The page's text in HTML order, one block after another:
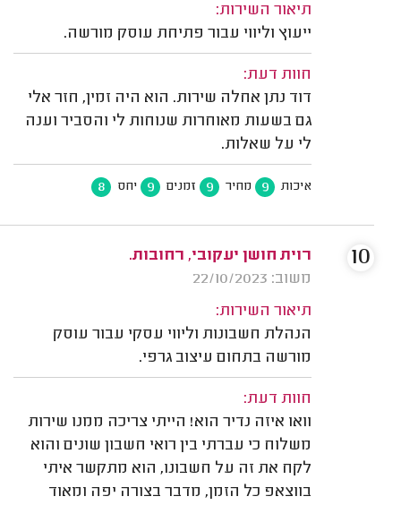
תיאור השירות:
ייעוץ וליווי עבור פתיחת עוסק מורשה.
חוות דעת:
דוד נתן אחלה שירות. הוא היה זמין, חזר אלי
גם בשעות מאוחרות שנוחות לי והסביר וענה
לי על שאלות.
איכות 9 מחיר 9 זמנים 9 יחס 8
רוית חושן יעקובי, רחובות.
משוב: 22/10/2023
תיאור השירות:
הנהלת חשבונות וליווי עסקי עבור עוסק
מורשה בתחום עיצוב גרפי.
חוות דעת:
וואו איזה נדיר הוא! הייתי צריכה ממנו שירות
משלוח כי עברתי בין רואי חשבון שונים והוא
לקח את זה על חשבונו, הוא מתקשר איתי
בווצאפ כל הזמן, מדבר בצורה יפה ומאוד
10